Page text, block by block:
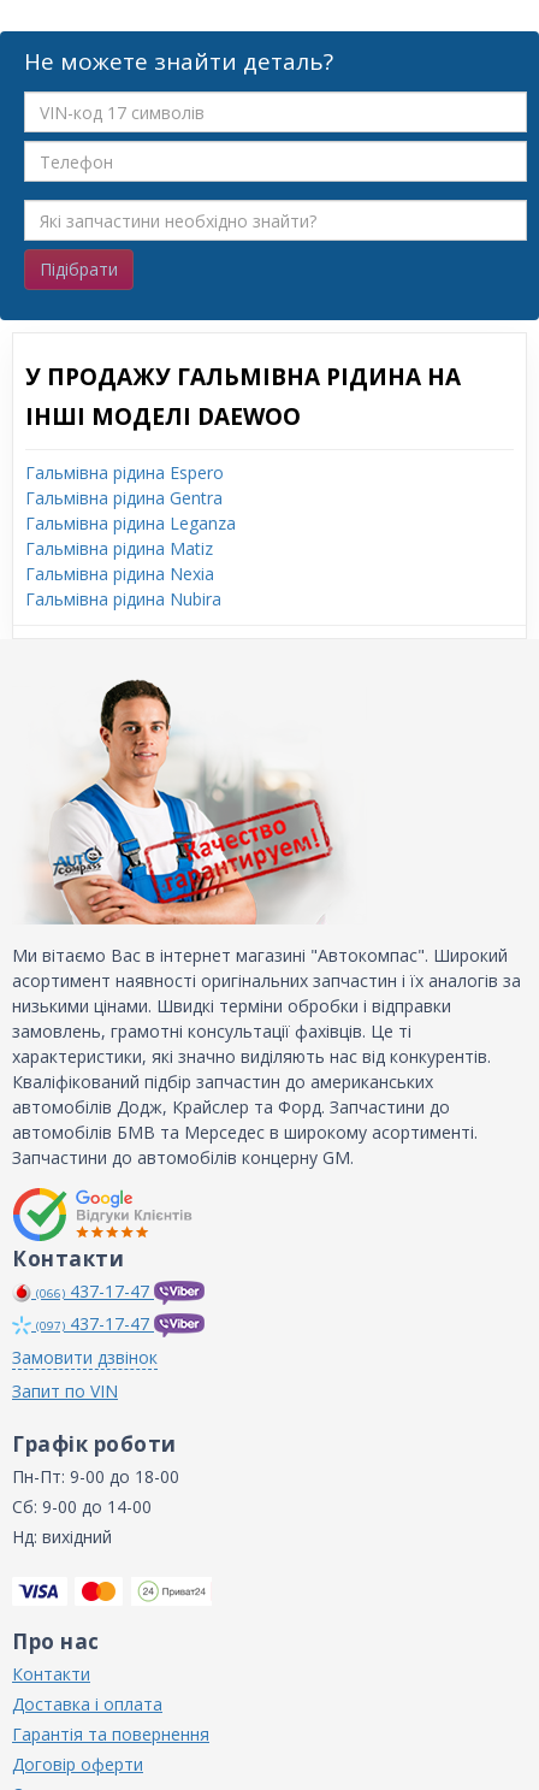
Не можете знайти деталь?
Підібрати
У ПРОДАЖУ ГАЛЬМІВНА РІДИНА НА
ІНШІ МОДЕЛІ DAEWOO
Гальмівна рідина Espero
Гальмівна рідина Gentra
Гальмівна рідина Leganza
Гальмівна рідина Matiz
Гальмівна рідина Nexia
Гальмівна рідина Nubira
Ми вітаємо Вас в інтернет магазині "Автокомпас". Широкий
асортимент наявності оригінальних запчастин і їх аналогів за
низькими цінами. Швидкі терміни обробки і відправки
замовлень, грамотні консультації фахівців. Це ті
характеристики, які значно виділяють нас від конкурентів.
Кваліфікований підбір запчастин до американських
автомобілів Додж, Крайслер та Форд. Запчастини до
автомобілів БМВ та Мерседес в широкому асортименті.
Запчастини до автомобілів концерну GM.
Контакти
(066) 437-17-47
(097) 437-17-47
Замовити дзвінок
Запит по VIN
Графік роботи
Пн-Пт: 9-00 до 18-00
Сб: 9-00 до 14-00
Нд: вихідний
Про нас
Контакти
Доставка і оплата
Гарантія та повернення
Договір оферти